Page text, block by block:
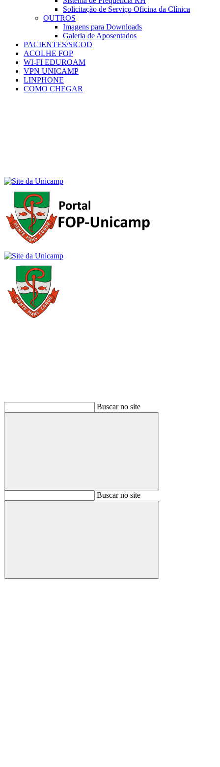
Solicitação de Serviço Oficina da Clínica
OUTROS
Imagens para Downloads
Galeria de Aposentados
PACIENTES/SICOD
ACOLHE FOP
WI-FI EDUROAM
VPN UNICAMP
LINPHONE
COMO CHEGAR
Buscar no site
BuscarBuscar no site
Buscar